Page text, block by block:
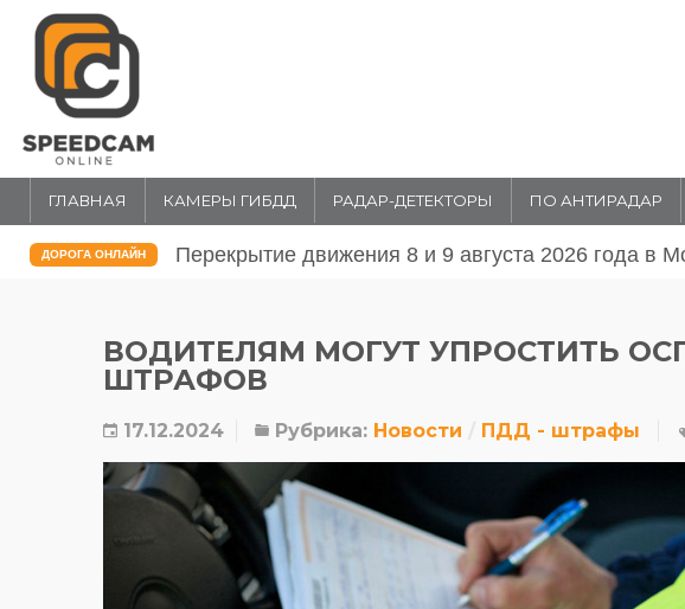
ГЛАВНАЯ КАМЕРЫ ГИБДД РАДАР-ДЕТЕКТОРЫ ПО АНТИРАДАР
ДОРОГА ОНЛАЙН Перекрытие движения 31 июля и 1 августа 20026
ВОДИТЕЛЯМ МОГУТ УПРОСТИТЬ
ШТРАФОВ
17.12.2024 Рубрика: Новости ПДД - штрафы